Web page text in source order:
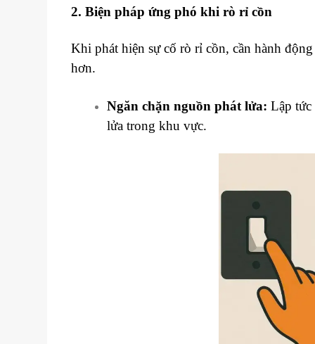
2. Biện pháp ứng phó khi rò rỉ cồn
Khi phát hiện sự cố rò rỉ cồn, cần hành
hơn.
Ngăn chặn nguồn phát lửa: Lập tức
lửa trong khu vực.